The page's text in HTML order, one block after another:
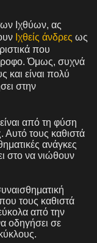
Ιχθύων, ας
Ιχθείς άνδρες ως
που
Όμως, συχνά
και είναι πολύ
στην
από τη φύση
Αυτό τους καθιστά
ανάγκες
στο να νιώθουν
τους καθιστά
από την
οδηγήσει σε